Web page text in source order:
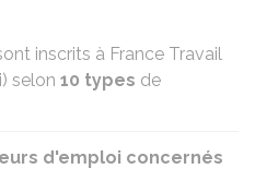
inscrits à France Travail
selon 10 types de
d'emploi concernés